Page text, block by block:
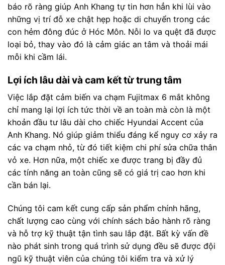
báo rõ ràng giúp Anh Khang tự tin hơn hẳn khi lùi vào
những vị trí đỗ xe chật hẹp hoặc di chuyển trong các
con hẻm đông đúc ở Hóc Môn. Nỗi lo va quệt đã được
loại bỏ, thay vào đó là cảm giác an tâm và thoải mái
mỗi khi cầm lái.
Lợi ích lâu dài và cam kết từ trung tâm
Việc lắp đặt cảm biến va chạm Fujitmax 6 mắt không
chỉ mang lại lợi ích tức thời về an toàn mà còn là một
khoản đầu tư lâu dài cho chiếc Hyundai Accent của
Anh Khang. Nó giúp giảm thiểu đáng kể nguy cơ xảy ra
các va chạm nhỏ, từ đó tiết kiệm chi phí sửa chữa thân
vỏ xe. Hơn nữa, một chiếc xe được trang bị đầy đủ
các tính năng an toàn cũng sẽ có giá trị cao hơn khi
cần bán lại.
Chúng tôi cam kết cung cấp sản phẩm chính hãng,
chất lượng cao cùng với chính sách bảo hành rõ ràng
và hỗ trợ kỹ thuật tận tình sau lắp đặt. Bất kỳ vấn đề
nào phát sinh trong quá trình sử dụng đều sẽ được đội
ngũ kỹ thuật viên của chúng tôi kiểm tra và xử lý